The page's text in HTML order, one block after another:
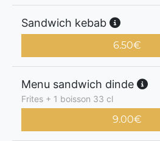
Sandwich kebab
6.50€
Menu sandwich dinde
Frites + 1 boisson 33 cl
9.00€